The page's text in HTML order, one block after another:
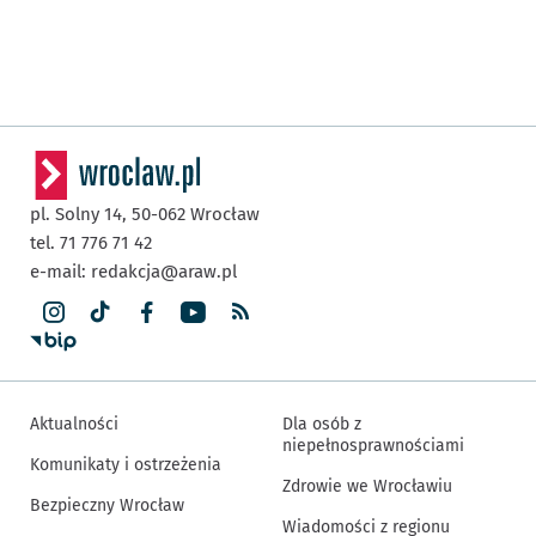
pl. Solny 14, 50-062 Wrocław
tel. 71 776 71 42
e-mail: redakcja@araw.pl
Aktualności
Komunikaty i ostrzeżenia
Bezpieczny Wrocław
Dla osób z
niepełnosprawnościami
Zdrowie we Wrocławiu
Wiadomości z regionu